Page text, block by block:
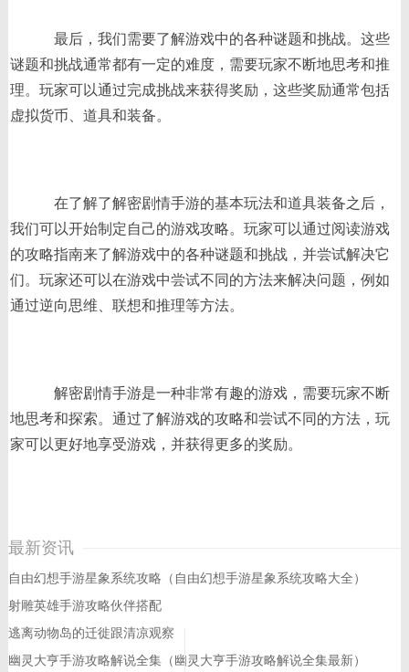
最后，我们需要了解游戏中的各种谜题和挑战。这些
谜题和挑战通常都有一定的难度，需要玩家不断地思考和推
理。玩家可以通过完成挑战来获得奖励，这些奖励通常包括
虚拟货币、道具和装备。
在了解了解密剧情手游的基本玩法和道具装备之后，
我们可以开始制定自己的游戏攻略。玩家可以通过阅读游戏
的攻略指南来了解游戏中的各种谜题和挑战，并尝试解决它
们。玩家还可以在游戏中尝试不同的方法来解决问题，例如
通过逆向思维、联想和推理等方法。
解密剧情手游是一种非常有趣的游戏，需要玩家不断
地思考和探索。通过了解游戏的攻略和尝试不同的方法，玩
家可以更好地享受游戏，并获得更多的奖励。
最新资讯
自由幻想手游星象系统攻略（自由幻想手游星象系统攻略大全）
射雕英雄手游攻略伙伴搭配
逃离动物岛的迁徙跟清凉观察
幽灵大亨手游攻略解说全集（幽灵大亨手游攻略解说全集最新）